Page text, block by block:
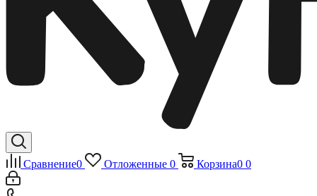
Сравнение0 Отложенные 0 Корзина0 0